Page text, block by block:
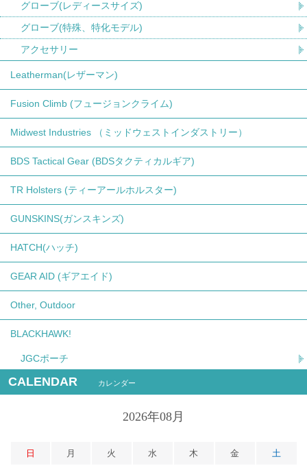
グローブ(レディースサイズ)
グローブ(特殊、特化モデル)
アクセサリー
Leatherman(レザーマン)
Fusion Climb (フュージョンクライム)
Midwest Industries （ミッドウェストインダストリー）
BDS Tactical Gear (BDSタクティカルギア)
TR Holsters (ティーアールホルスター)
GUNSKINS(ガンスキンズ)
HATCH(ハッチ)
GEAR AID (ギアエイド)
Other, Outdoor
BLACKHAWK!
JGCポーチ
CALENDAR カレンダー
2026年08月
日 月 火 水 木 金 土